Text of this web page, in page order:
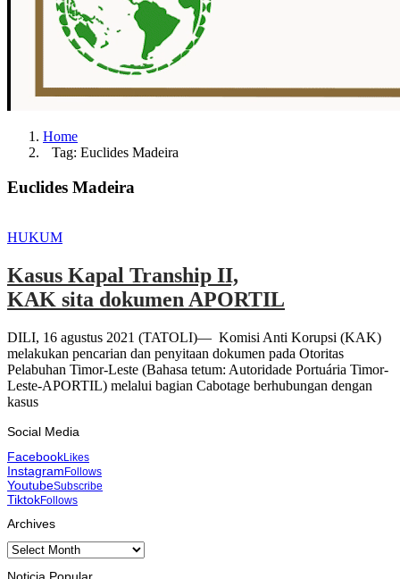
Home
Tag: Euclides Madeira
Euclides Madeira
HUKUM
Kasus Kapal Tranship II,
KAK sita dokumen APORTIL
DILI, 16 agustus 2021 (TATOLI)— Komisi Anti Korupsi (KAK)
melakukan pencarian dan penyitaan dokumen pada Otoritas
Pelabuhan Timor-Leste (Bahasa tetum: Autoridade Portuária Timor-
Leste-APORTIL) melalui bagian Cabotage berhubungan dengan
kasus
Social Media
FacebookLikes
InstagramFollows
YoutubeSubscribe
TiktokFollows
Archives
Archives
Noticia Popular